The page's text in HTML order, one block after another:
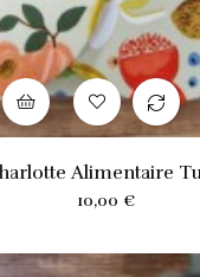
Alimentaire
Prix
10,00 €